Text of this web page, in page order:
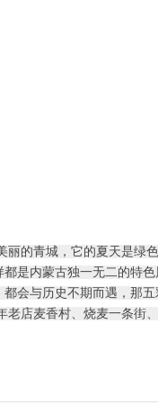
的青城，它的夏天是绿
是内蒙古独一无二的特色
会与历史不期而遇，那
店麦香村、烧麦一条街、